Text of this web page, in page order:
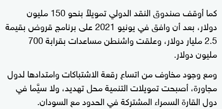
كما أوقف صندوق النقد الدولي تمويلاً بنحو 150 مليون
دولار، بعد أن وافق في يونيو 2021 على برنامج قروض بقيمة
2.5 مليار دولار، وعلقت واشنطن مساعدات بقرابة 700
مليون دولار.
ومع وجود مخاوف من اتساع رقعة الاشتباكات وامتدادها لدول
مجاورة، أصبحت تمويلات التنمية محل تهديد، ولا سيَّما في
دول القارة السمراء المشتركة في الحدود مع السودان.